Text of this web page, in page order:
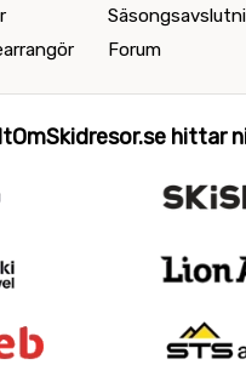
Forum
hittar